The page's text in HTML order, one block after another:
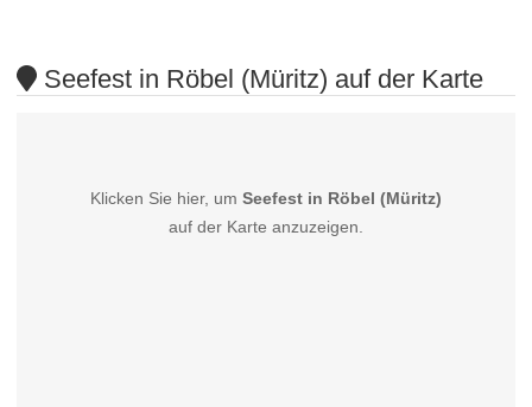
Seefest in Röbel (Müritz) auf der Karte
Klicken Sie hier, um Seefest in Röbel (Müritz)
auf der Karte anzuzeigen.